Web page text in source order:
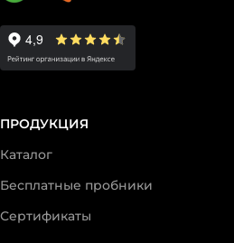
ПРОДУКЦИЯ
Каталог
Бесплатные пробники
Сертификаты